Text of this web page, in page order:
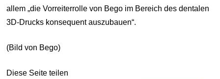
allem „die Vorreiterrolle von Bego im Bereich des dentalen
3D-Drucks konsequent auszubauen“.
(Bild von Bego)
Diese Seite teilen